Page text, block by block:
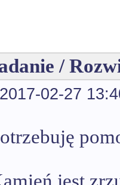
/
2017-02-27